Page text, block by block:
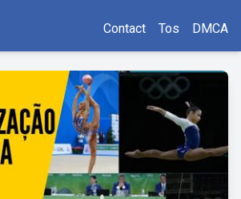
Contact Tos DMCA